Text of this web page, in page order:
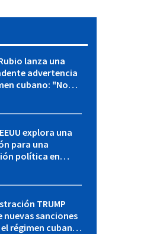
lanza una
advertencia
cubano: "No
explora una
para una
política en
TRUMP
nuevas sanciones
régimen cubano: